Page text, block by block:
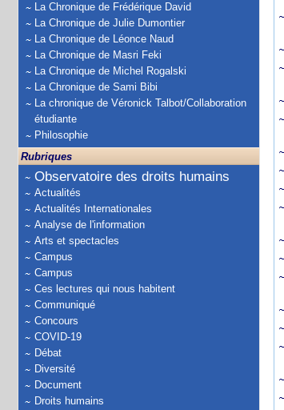
La Chronique de Frédérique David
La Chronique de Julie Dumontier
La Chronique de Léonce Naud
La Chronique de Masri Feki
La Chronique de Michel Rogalski
La Chronique de Sami Bibi
La chronique de Véronick Talbot/Collaboration
étudiante
Philosophie
Rubriques
Observatoire des droits humains
Actualités
Actualités Internationales
Analyse de l'information
Arts et spectacles
Campus
Campus
Ces lectures qui nous habitent
Communiqué
Concours
COVID-19
Débat
Diversité
Document
Droits humains